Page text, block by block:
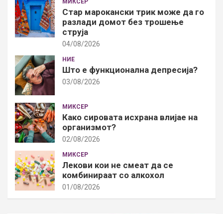
МИКСЕР
Стар марокански трик може да го
разлади домот без трошење
струја
04/08/2026
НИЕ
Што е функционална депресија?
03/08/2026
МИКСЕР
Како сировата исхрана влијае на
организмот?
02/08/2026
МИКСЕР
Лекови кои не смеат да се
комбинираат со алкохол
01/08/2026